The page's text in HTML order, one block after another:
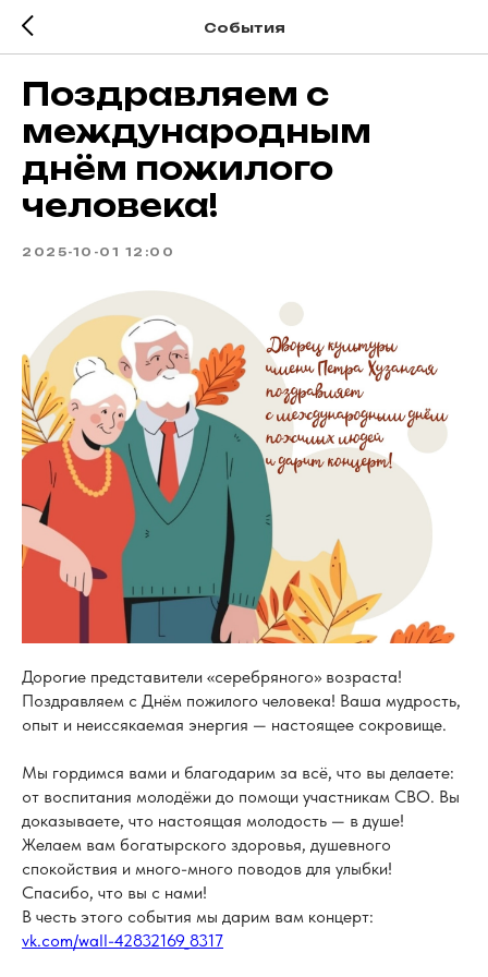
События
Поздравляем с
международным
днём пожилого
человека!
2025-10-01 12:00
Дорогие представители «серебряного» возраста!
Поздравляем с Днём пожилого человека! Ваша мудрость,
опыт и неиссякаемая энергия — настоящее сокровище.
Мы гордимся вами и благодарим за всё, что вы делаете:
от воспитания молодёжи до помощи участникам СВО. Вы
доказываете, что настоящая молодость — в душе!
Желаем вам богатырского здоровья, душевного
спокойствия и много-много поводов для улыбки!
Спасибо, что вы с нами!
В честь этого события мы дарим вам концерт:
vk.com/wall-42832169_8317